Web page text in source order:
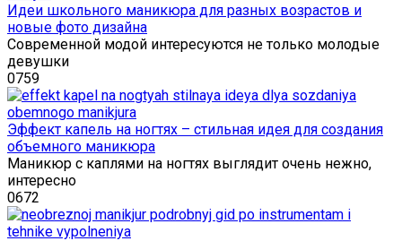
Идеи школьного маникюра для разных возрастов и
новые фото дизайна
Современной модой интересуются не только молодые
девушки
0759
Эффект капель на ногтях – стильная идея для создания
объемного маникюра
Маникюр с каплями на ногтях выглядит очень нежно,
интересно
0672